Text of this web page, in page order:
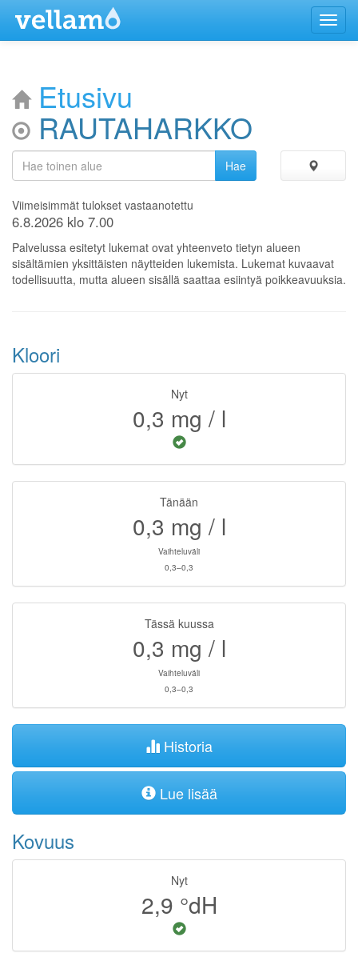
Menu
Etusivu
RAUTAHARKKO
Viimeisimmät tulokset vastaanotettu
6.8.2026 klo 7.00
Palvelussa esitetyt lukemat ovat yhteenveto tietyn alueen
sisältämien yksittäisten näytteiden lukemista. Lukemat kuvaavat
todellisuutta, mutta alueen sisällä saattaa esiintyä poikkeavuuksia.
Kloori
Nyt
0,3 mg / l
Tänään
0,3 mg / l
Vaihteluväli
0,3–0,3
Tässä kuussa
0,3 mg / l
Vaihteluväli
0,3–0,3
Historia
Lue lisää
Kovuus
Nyt
2,9 °dH